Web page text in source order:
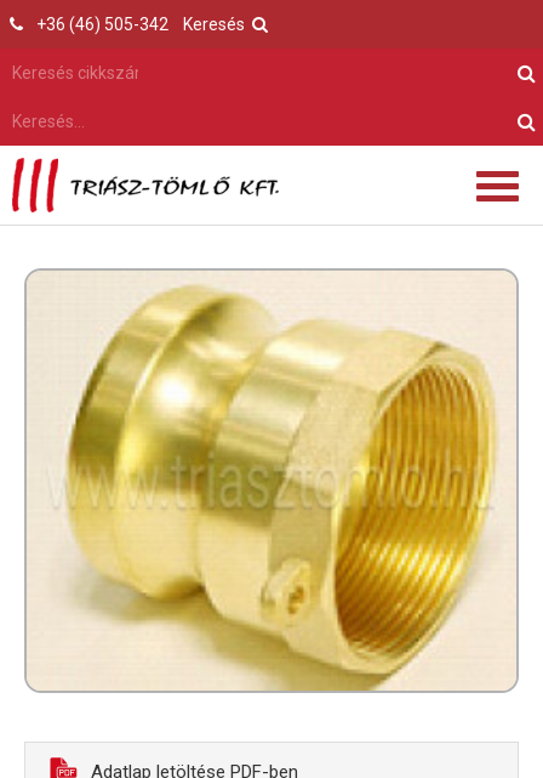
Keresés
+36 (46) 505-342
Adatlap letöltése PDF-ben